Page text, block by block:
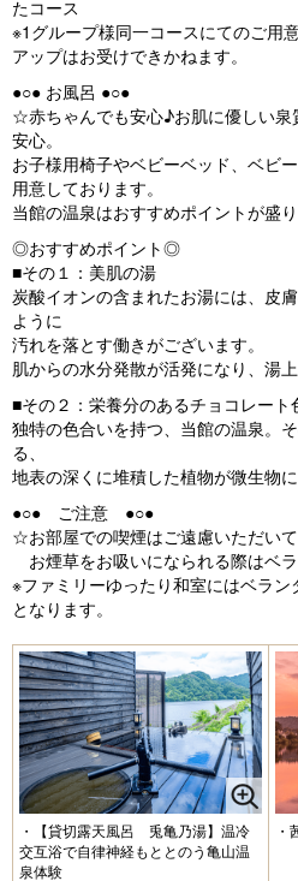
たコース
※1グループ様同一コースにてのご用
アップはお受けできかねます。
●○● お風呂 ●○●
☆赤ちゃんでも安心♪お肌に優しい泉
安心。
お子様用椅子やベビーベッド、ベビ
用意しております。
当館の温泉はおすすめポイントが盛
◎おすすめポイント◎
■その１：美肌の湯
炭酸イオンの含まれたお湯には、皮
ように
汚れを落とす働きがございます。
肌からの水分発散が活発になり、湯
■その２：栄養分のあるチョコレート
独特の色合いを持つ、当館の温泉。
る、
地表の深くに堆積した植物が微生物
●○● ご注意 ●○●
☆お部屋での喫煙はご遠慮いただいて
お煙草をお吸いになられる際はベラ
※ファミリーゆったり和室にはベラ
となります。
・【貸切露天風呂 兎亀乃湯】温冷
交互浴で自律神経もととのう亀山温
泉体験